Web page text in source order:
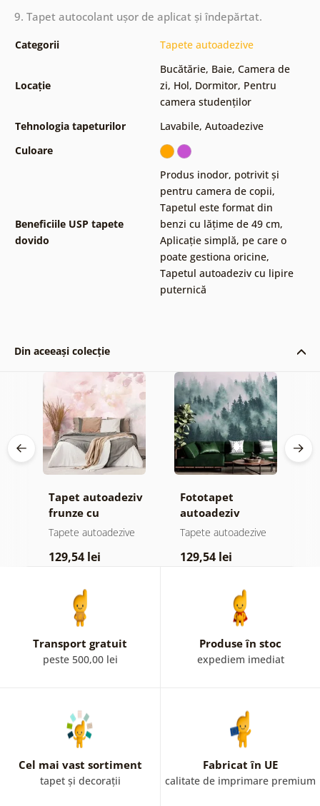
9. Tapet autocolant ușor de aplicat și îndepărtat.
Categorii Tapete autoadezive
Locație
Bucătărie, Baie, Camera de
zi, Hol, Dormitor, Pentru
camera studenților
Tehnologia tapeturilor
Lavabile, Autoadezive
Culoare
Beneficiile USP tapete
dovido
Produs inodor, potrivit și
pentru camera de copii,
Tapetul este format din
benzi cu lățime de 49 cm,
Aplicație simplă, pe care o
poate gestiona oricine,
Tapetul autoadeziv cu lipire
puternică
Din aceeași colecție
Tapet autoadeziv
frunze cu
atingere
Tapete autoadezive
129,54 lei
Fototapet
autoadeziv
pădure în ceață
Tapete autoadezive
129,54 lei
Transport gratuit
peste 500,00 lei
Produse în stoc
expediem imediat
Cel mai vast sortiment
tapet și decorații
Fabricat în UE
calitate de imprimare premium